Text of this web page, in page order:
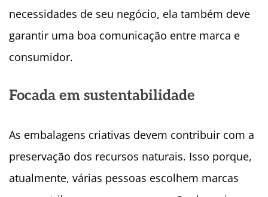
necessidades de seu negócio, ela também deve
garantir uma boa comunicação entre marca e
consumidor.
Focada em sustentabilidade
As embalagens criativas devem contribuir com a
preservação dos recursos naturais. Isso porque,
atualmente, várias pessoas escolhem marcas